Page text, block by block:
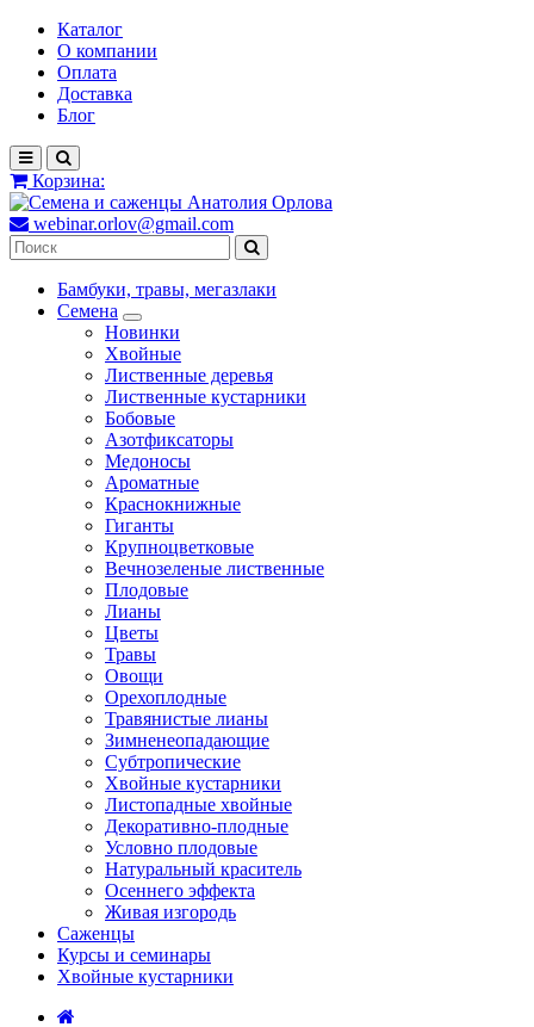
Каталог
О компании
Оплата
Доставка
Блог
Корзина:
webinar.orlov@gmail.com
Бамбуки, травы, мегазлаки
Семена
Новинки
Хвойные
Лиственные деревья
Лиственные кустарники
Бобовые
Азотфиксаторы
Медоносы
Ароматные
Краснокнижные
Гиганты
Крупноцветковые
Вечнозеленые лиственные
Плодовые
Лианы
Цветы
Травы
Овощи
Орехоплодные
Травянистые лианы
Зимненеопадающие
Субтропические
Хвойные кустарники
Листопадные хвойные
Декоративно-плодные
Условно плодовые
Натуральный краситель
Осеннего эффекта
Живая изгородь
Саженцы
Курсы и семинары
Хвойные кустарники